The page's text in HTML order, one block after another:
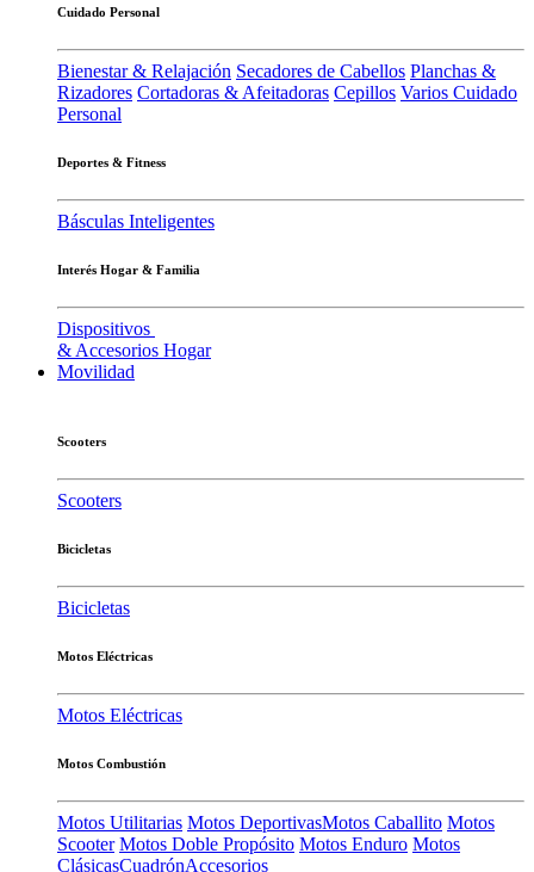
Cuidado Personal
Bienestar & Relajación Secadores de Cabellos Planchas &
Rizadores Cortadoras & Afeitadoras Cepillos Varios Cuidado
Personal
Deportes & Fitness
Básculas Inteligentes
Interés Hogar & Familia
Dispositivos
& Accesorios Hogar
Movilidad
Scooters
Scooters
Bicicletas
Bicicletas
Motos Eléctricas
Motos Eléctricas
Motos Combustión
Motos Utilitarias Motos DeportivasMotos Caballito Motos
Scooter Motos Doble Propósito Motos Enduro Motos
ClásicasCuadrónAccesorios